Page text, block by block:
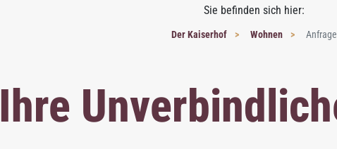
Sie befinden sich hier:
Der Kaiserhof Wohnen Anfrage
Ihre